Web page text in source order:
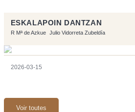
ESKALAPOIN DANTZAN
R Mª de Azkue Julio Vidorreta Zubeldía
2026-03-15
Voir toutes